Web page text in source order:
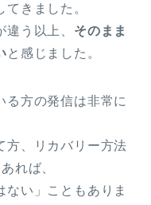
きました。
う以上、 そのまま
と感じました。
る方の発信は非常に
方、リカバリー方法
れば、
ない」こともありま